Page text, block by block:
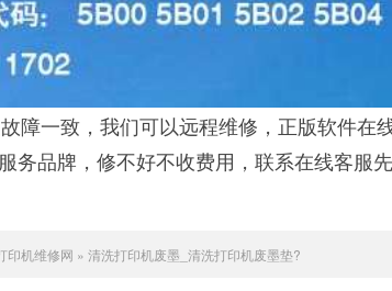
障一致，我们可以远程维修，正版软件在
务品牌，修不好不收费用，联系在线客服
印机维修网 » 清洗打印机废墨_清洗打印机废墨垫?